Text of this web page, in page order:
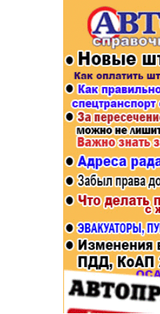
Афиша
Строительство и ремонт
Авто и мото
Рестораны, кафе, бары
Спорт Фитнес
Недвижимость
Красота Косметология
Популярное →
Строительство и ремонт